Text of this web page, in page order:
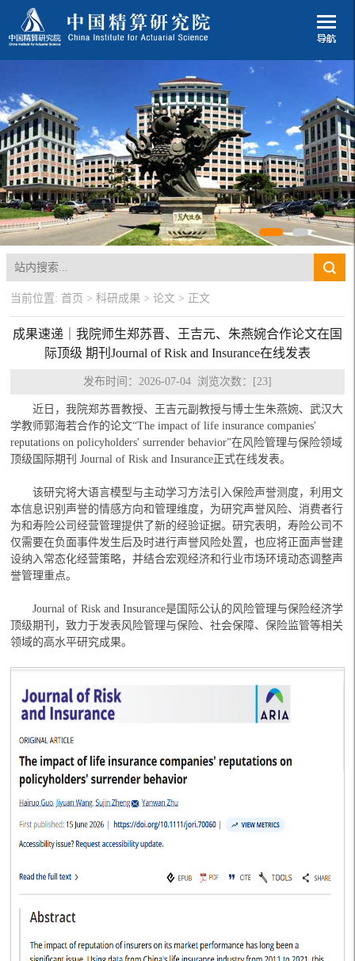
当前位置: 首页 >科研成果 >论文 > 正文
成果速递｜我院师生郑苏晋、王吉元、朱燕婉合作论文在国
际顶级 期刊Journal of Risk and Insurance在线发表
发布时间：2026-07-04 浏览次数：[23]
近日，我院郑苏晋教授、王吉元副教授与博士生朱燕婉、武汉大
学教师郭海若合作的论文“The impact of life insurance companies'
reputations on policyholders' surrender behavior”在风险管理与保险领域
顶级国际期刊 Journal of Risk and Insurance正式在线发表。
该研究将大语言模型与主动学习方法引入保险声誉测度，利用文
本信息识别声誉的情感方向和管理维度，为研究声誉风险、消费者行
为和寿险公司经营管理提供了新的经验证据。研究表明，寿险公司不
仅需要在负面事件发生后及时进行声誉风险处置，也应将正面声誉建
设纳入常态化经营策略，并结合宏观经济和行业市场环境动态调整声
誉管理重点。
Journal of Risk and Insurance是国际公认的风险管理与保险经济学
顶级期刊，致力于发表风险管理与保险、社会保障、保险监管等相关
领域的高水平研究成果。